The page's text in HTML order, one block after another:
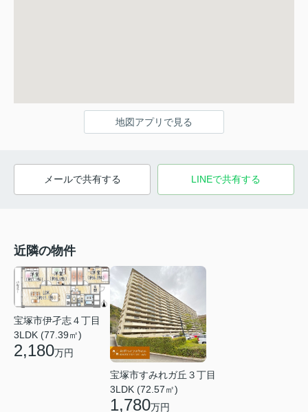
地図アプリで見る
メールで共有する LINEで共有する
近隣の物件
宝塚市伊孑志４丁目
3LDK (77.39㎡)
2,180万円
宝塚市すみれガ丘３丁目
3LDK (72.57㎡)
1,780万円